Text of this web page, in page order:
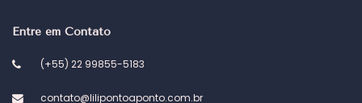
Entre em Contato
(+55) 22 99855-5183
contato@lilipontoaponto.com.br